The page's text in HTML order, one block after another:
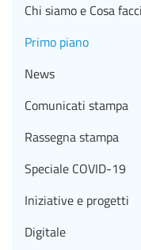
Chi siamo e Cosa
Primo piano
News
Comunicati stampa
Rassegna stampa
Speciale COVID-19
Iniziative e progetti
Digitale